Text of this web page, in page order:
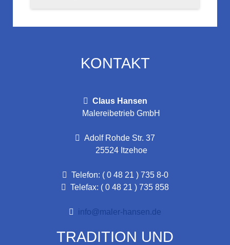
KONTAKT
Claus Hansen
Malereibetrieb GmbH
Adolf Rohde Str. 37
25524 Itzehoe
Telefon: ( 0 48 21 ) 735 8-0
Telefax: ( 0 48 21 ) 735 858
info@maler-hansen.de
TRADITION UND